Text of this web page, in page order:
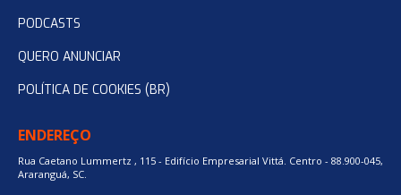
PODCASTS
QUERO ANUNCIAR
POLÍTICA DE COOKIES (BR)
ENDEREÇO
Rua Caetano Lummertz , 115 - Edifício Empresarial Vittá. Centro - 88.900-045,
Araranguá, SC.